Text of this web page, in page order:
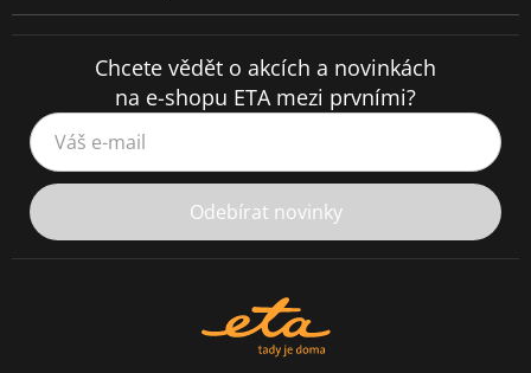
Chcete vědět o akcích a novinkách
na e-shopu ETA mezi prvními?
Váš e-mail
Odebírat novinky